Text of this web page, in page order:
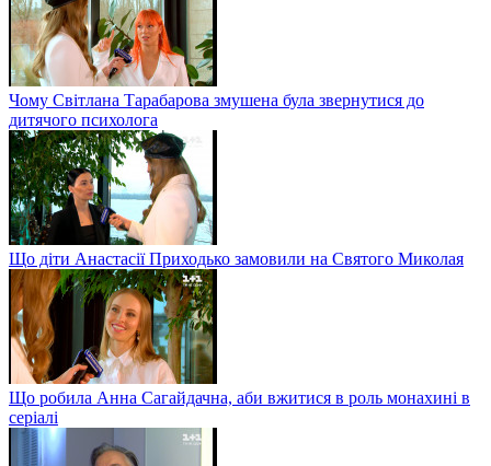
Чому Світлана Тарабарова змушена була звернутися до
дитячого психолога
Що діти Анастасії Приходько замовили на Святого Миколая
Що робила Анна Сагайдачна, аби вжитися в роль монахині в
серіалі